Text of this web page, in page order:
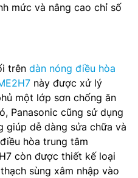
mức và nâng cao chỉ số
trên dàn nóng điều hòa
này được xử lý
một lớp sơn chống ăn
Panasonic cũng sử dụng
giúp dễ dàng sửa chữa và
hòa trung tâm
còn được thiết kế loại
sùng xâm nhập vào